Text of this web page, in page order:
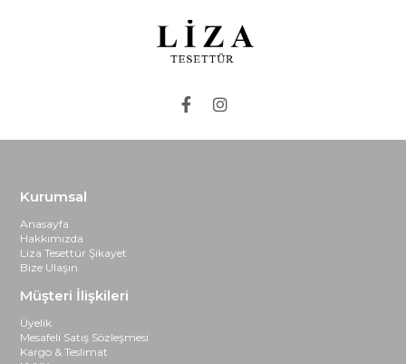
Kurumsal
Anasayfa
Hakkımızda
Liza Tesettür Şikayet
Bize Ulaşın
Müşteri İlişkileri
Üyelik
Mesafeli Satış Sözleşmesi
Kargo & Teslimat